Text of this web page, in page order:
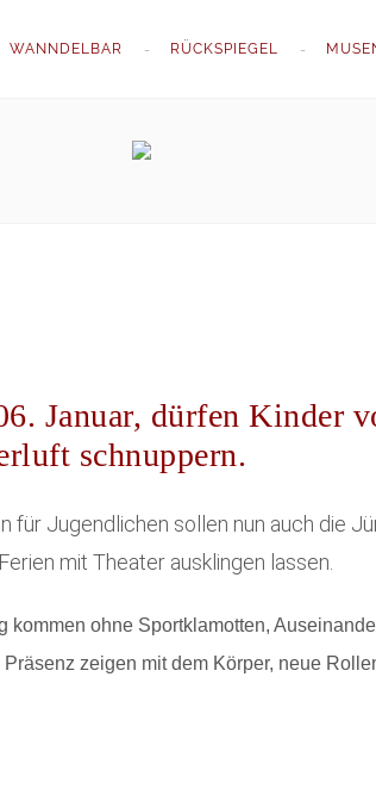
WANNDELBAR RÜCKSPIEGEL
Januar, dürfen Kinder
schnuppern.
für Jugendlichen sollen nun auch die
mit Theater ausklingen lassen.
kommen ohne Sportklamotten,
zeigen mit dem Körper, neue